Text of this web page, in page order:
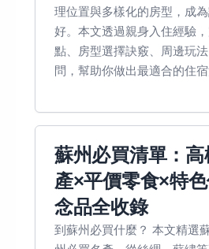
理位置與多樣化的房型，成
好。本文透過親身入住經驗
點、房型選擇訣竅、周邊玩
問，幫助你做出最適合的住宿
蘇州必買清單：高
產×平價零食×特
念品全收錄
到蘇州必買什麼？ 本文精選